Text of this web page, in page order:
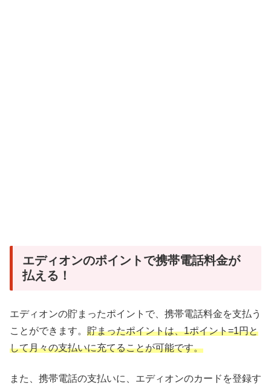
エディオンのポイントで携帯電話料金が
払える！
エディオンの貯まったポイントで、携帯電話料金を支払う
ことができます。 貯まったポイントは、1ポイント=1円と
して月々の支払いに充てることが可能です。
また、携帯電話の支払いに、エディオンのカードを登録す